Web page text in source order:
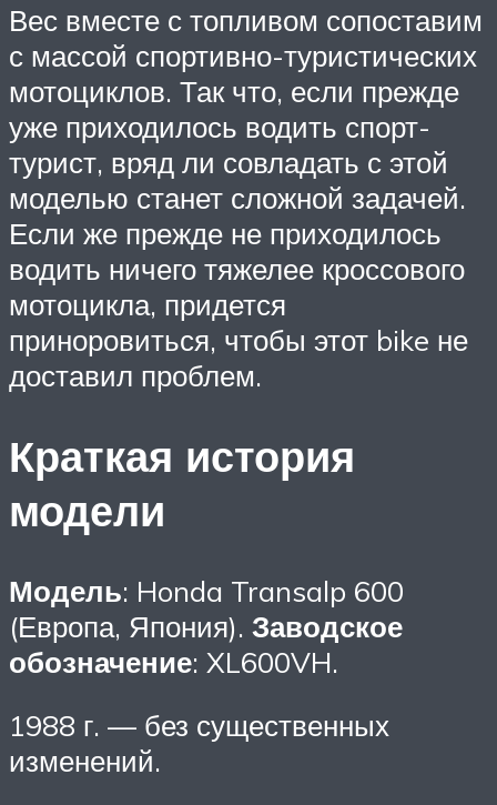
Вес вместе с топливом сопоставим
с массой спортивно-туристических
мотоциклов. Так что, если прежде
уже приходилось водить спорт-
турист, вряд ли совладать с этой
моделью станет сложной задачей.
Если же прежде не приходилось
водить ничего тяжелее кроссового
мотоцикла, придется
приноровиться, чтобы этот bike не
доставил проблем.
Краткая история
модели
Модель: Honda Transalp 600
(Европа, Япония). Заводское
обозначение: XL600VH.
1988 г. — без существенных
изменений.